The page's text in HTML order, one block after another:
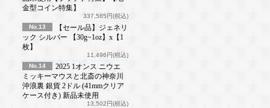
金型コイン特集】
337,585円(税込)
No.13
【セール品】ジェネリ
ック シルバー 【30g~1oz】x【1
枚】
11,496円(税込)
No.14
2025 1オンス ニウエ
ミッキーマウスと北斎の神奈川
沖浪裏 銀貨 2ドル (41mmクリア
ケース付き) 新品未使用
13,502円(税込)